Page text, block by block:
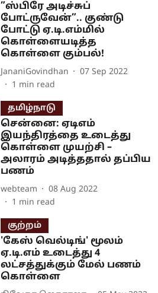
”ஸ்பிரே அடிச்சுப்
போட்ருவேன்”.. குண்டு
போட்டு ஏ.டி.எம்மில்
கொள்ளையடித்த
கொள்ளை கும்பல்!
JananiGovindhan
07 Sep 2022
1 min read
தமிழ்நாடு
சென்னை: ஏடிஎம்
இயந்திரத்தை உடைத்து
கொள்ளை முயற்சி –
அலாரம் அடித்ததால் தப்பிய
பணம்
webteam
08 Aug 2022
1 min read
குற்றம்
'கேஸ் வெல்டிங்' மூலம்
ஏ.டி.எம் உடைத்து 4
லட்சத்துக்கும் மேல் பணம்
கொள்ளை